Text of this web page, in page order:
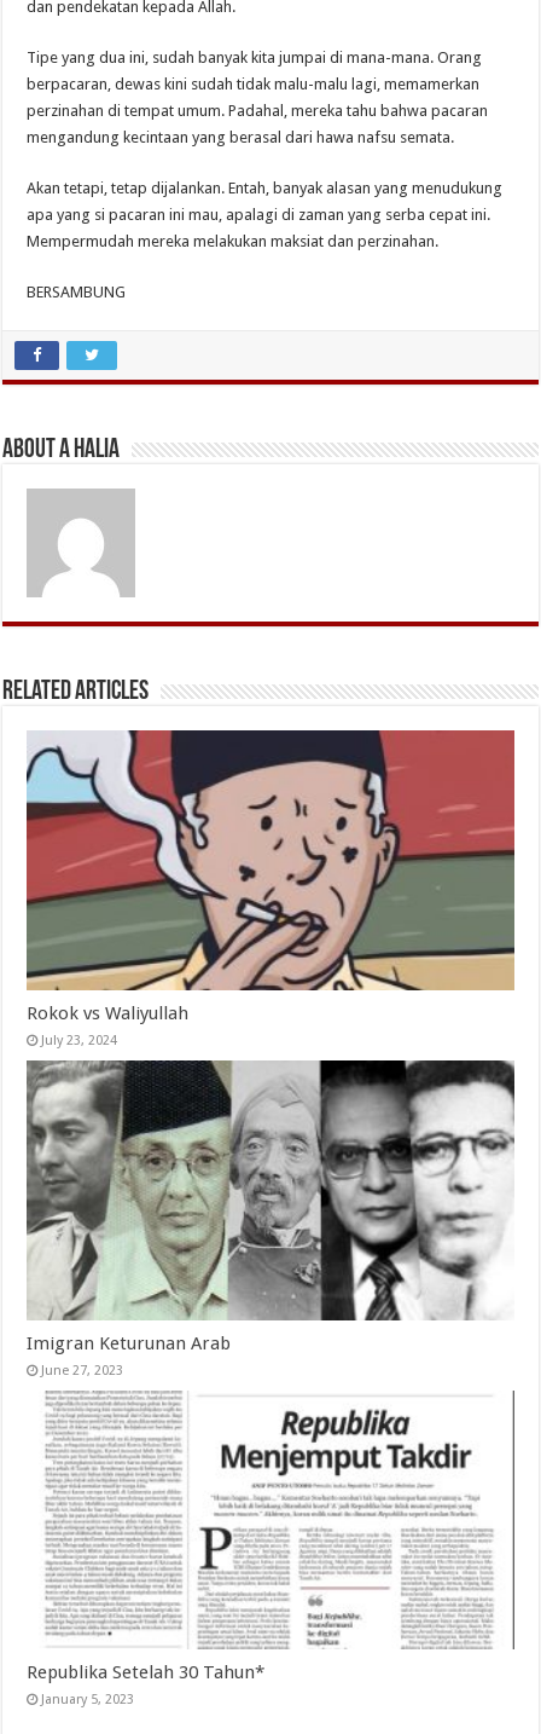
dan pendekatan kepada Allah.
Tipe yang dua ini, sudah banyak kita jumpai di mana-mana. Orang
berpacaran, dewas kini sudah tidak malu-malu lagi, memamerkan
perzinahan di tempat umum. Padahal, mereka tahu bahwa pacaran
mengandung kecintaan yang berasal dari hawa nafsu semata.
Akan tetapi, tetap dijalankan. Entah, banyak alasan yang menudukung
apa yang si pacaran ini mau, apalagi di zaman yang serba cepat ini.
Mempermudah mereka melakukan maksiat dan perzinahan.
BERSAMBUNG
About A Halia
Related Articles
Rokok vs Waliyullah
July 23, 2024
Imigran Keturunan Arab
June 27, 2023
Republika Setelah 30 Tahun*
January 5, 2023